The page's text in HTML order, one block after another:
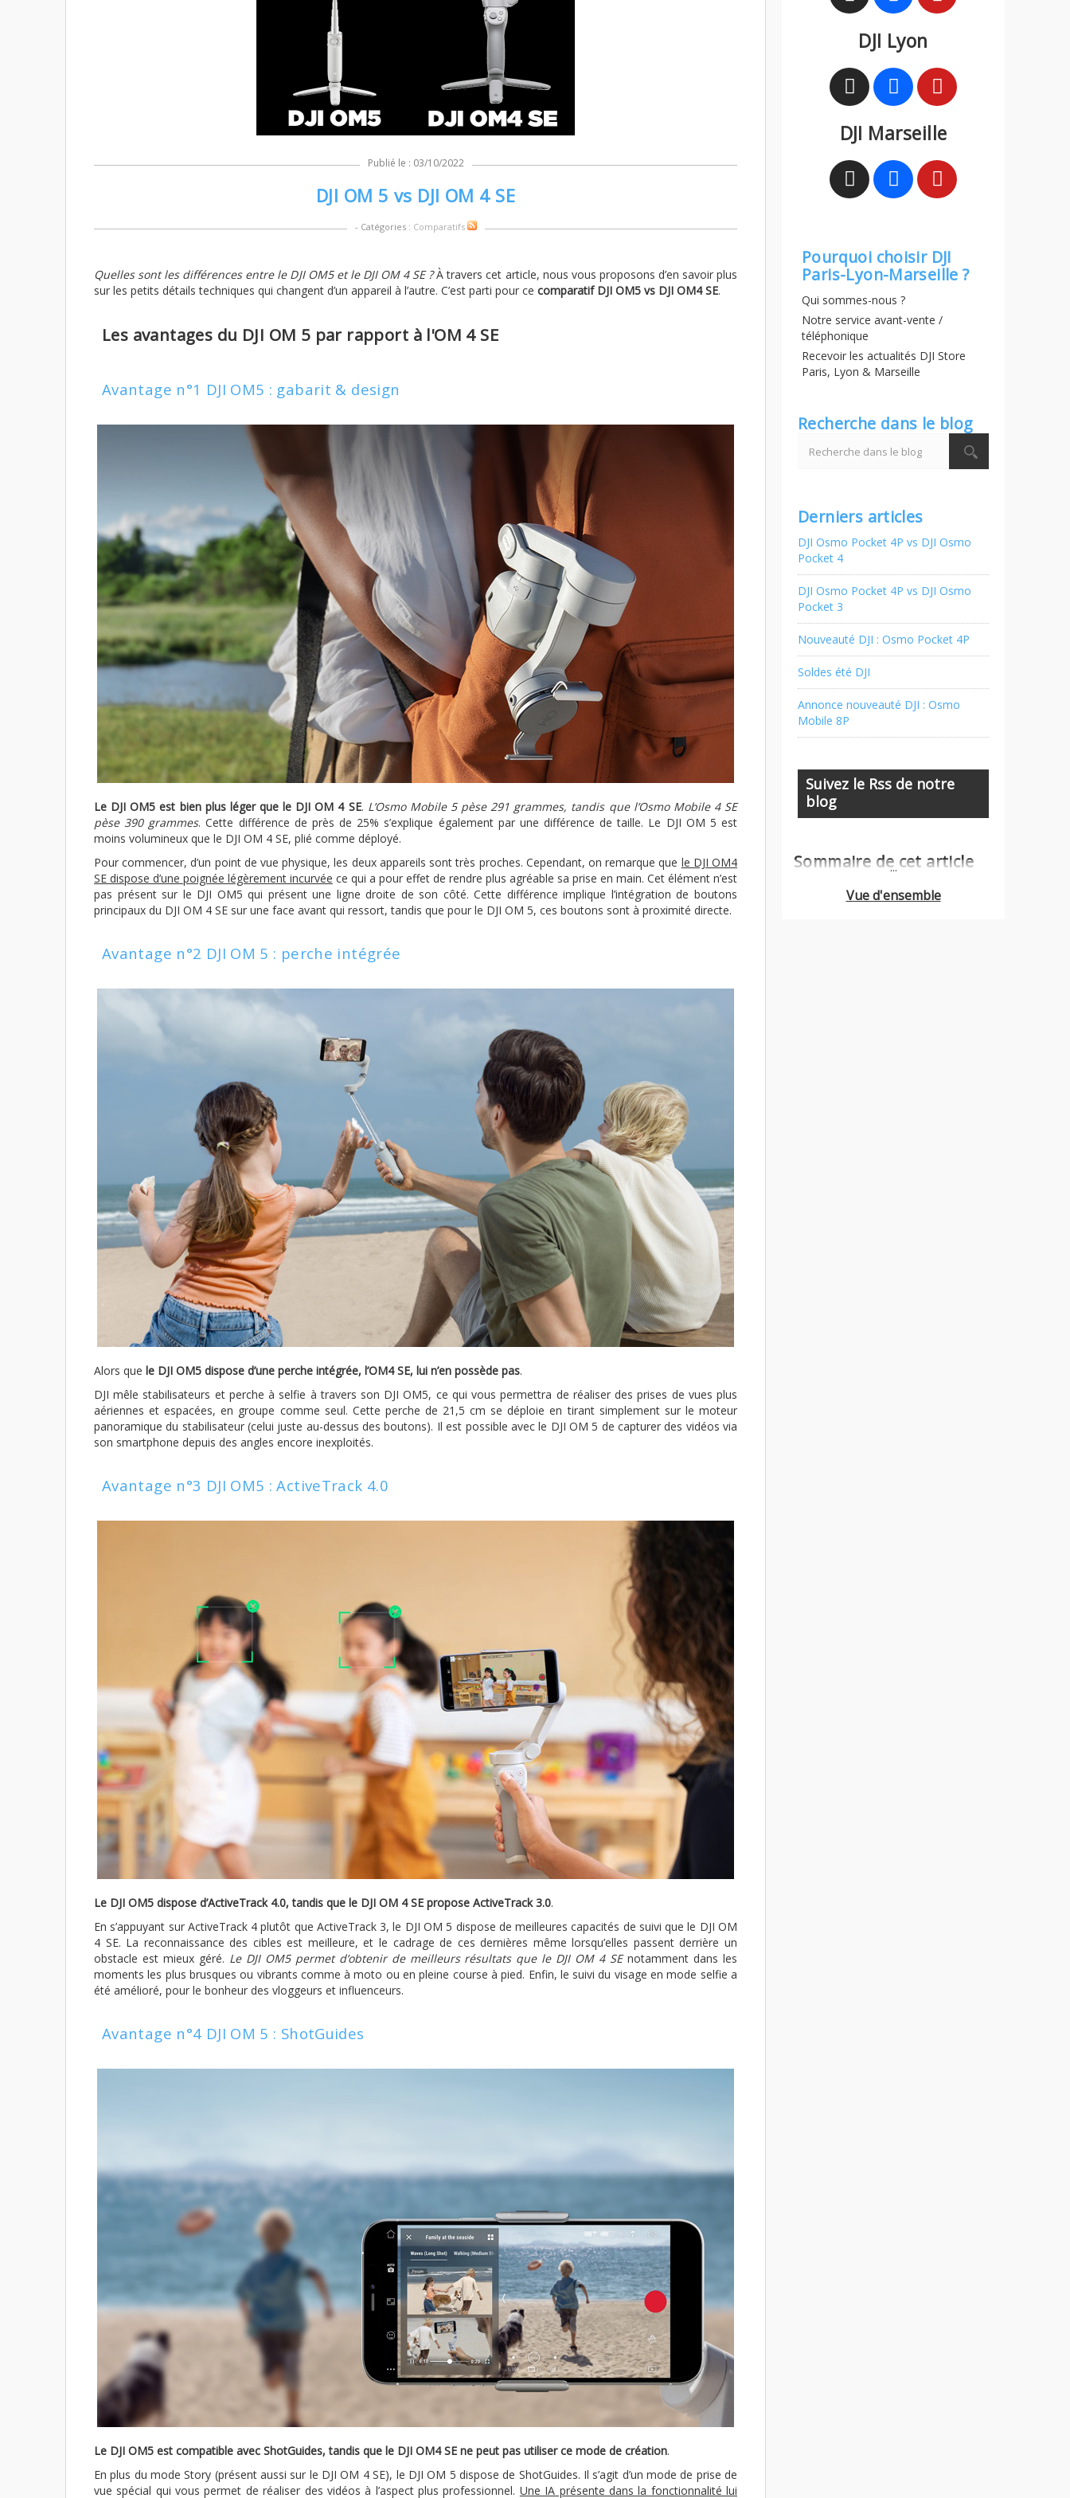
Publié le : 03/10/2022
DJI OM 5 vs DJI OM 4 SE
- Catégories : Comparatifs
Quelles sont les différences entre le DJI OM5 et le DJI OM 4 SE ?À travers cet article, nous vous proposons d’en savoir plus
sur les petits détails techniques qui changent d’un appareil à l’autre. C’est parti pour ce comparatif DJI OM5 vs DJI OM4 SE.
Les avantages du DJI OM 5 par rapport à l'OM 4 SE
Avantage n°1 DJI OM5 : gabarit & design
Le DJI OM5 est bien plus léger que le DJI OM 4 SE. L’Osmo Mobile 5 pèse 291 grammes, tandis que l’Osmo Mobile 4 SE
pèse 390 grammes. Cette différence de près de 25% s’explique également par une différence de taille. Le DJI OM 5 est
moins volumineux que le DJI OM 4 SE, plié comme déployé.
Pour commencer, d’un point de vue physique, les deux appareils sont très proches. Cependant, on remarque que le DJI OM4
SE dispose d’une poignée légèrement incurvée ce qui a pour effet de rendre plus agréable sa prise en main. Cet élément n’est
pas présent sur le DJI OM5 qui présent une ligne droite de son côté. Cette différence implique l’intégration de boutons
principaux du DJI OM 4 SE sur une face avant qui ressort, tandis que pour le DJI OM 5, ces boutons sont à proximité directe.
Avantage n°2 DJI OM 5 : perche intégrée
Alors que le DJI OM5 dispose d’une perche intégrée, l’OM4 SE, lui n’en possède pas.
DJI mêle stabilisateurs et perche à selfie à travers son DJI OM5, ce qui vous permettra de réaliser des prises de vues plus
aériennes et espacées, en groupe comme seul. Cette perche de 21,5 cm se déploie en tirant simplement sur le moteur
panoramique du stabilisateur (celui juste au-dessus des boutons). Il est possible avec le DJI OM 5 de capturer des vidéos via
son smartphone depuis des angles encore inexploités.
Avantage n°3 DJI OM5 : ActiveTrack 4.0
Le DJI OM5 dispose d’ActiveTrack 4.0, tandis que le DJI OM 4 SE propose ActiveTrack 3.0.
En s’appuyant sur ActiveTrack 4 plutôt que ActiveTrack 3, le DJI OM 5 dispose de meilleures capacités de suivi que le DJI OM
4 SE. La reconnaissance des cibles est meilleure, et le cadrage de ces dernières même lorsqu’elles passent derrière un
obstacle est mieux géré. Le DJI OM5 permet d’obtenir de meilleurs résultats que le DJI OM 4 SEnotamment dans les
moments les plus brusques ou vibrants comme à moto ou en pleine course à pied. Enfin, le suivi du visage en mode selfie a
été amélioré, pour le bonheur des vloggeurs et influenceurs.
Avantage n°4 DJI OM 5 : ShotGuides
Le DJI OM5 est compatible avec ShotGuides, tandis que le DJI OM4 SE ne peut pas utiliser ce mode de création.
En plus du mode Story (présent aussi sur le DJI OM 4 SE), le DJI OM 5 dispose de ShotGuides. Il s’agit d’un mode de prise de
vue spécial qui vous permet de réaliser des vidéos à l’aspect plus professionnel. Une IA présente dans la fonctionnalité lui
DJI Lyon
DJI Marseille
Pourquoi choisir DJI
Paris-Lyon-Marseille ?
Qui sommes-nous ?
Notre service avant-vente /
téléphonique
Recevoir les actualités DJI Store
Paris, Lyon & Marseille
Recherche dans le blog
Derniers articles
DJI Osmo Pocket 4P vs DJI Osmo
Pocket 4
DJI Osmo Pocket 4P vs DJI Osmo
Pocket 3
Nouveauté DJI : Osmo Pocket 4P
Soldes été DJI
Annonce nouveauté DJI : Osmo
Mobile 8P
Suivez le Rss de notre
blog
Sommaire de cet article
...
Vue d'ensemble